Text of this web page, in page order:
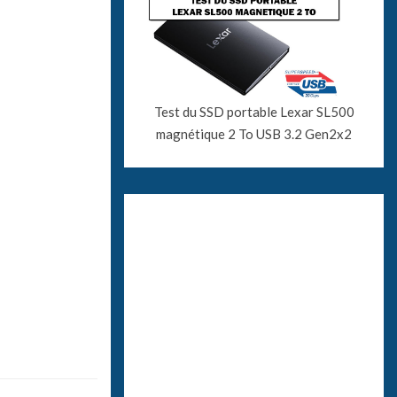
Test du SSD portable Lexar SL500
magnétique 2 To USB 3.2 Gen2x2